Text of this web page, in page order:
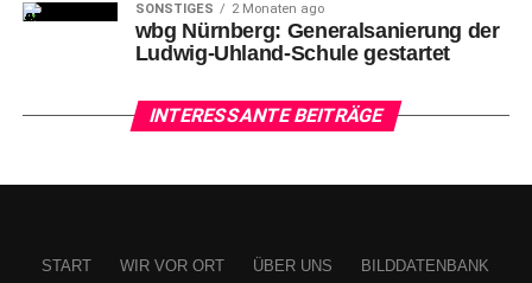
SONSTIGES 2 Monaten ago
wbg Nürnberg: Generalsanierung der
Ludwig-Uhland-Schule gestartet
INTERESSANTE BEITRÄGE
START WIR VOR ORT ÜBER UNS BILDDATENBANK